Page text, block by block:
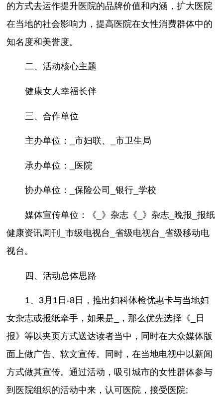
的方式去运作提升医院的品牌价值和内涵，扩大医院
在当地的社会影响力，提高医院在女性消费群体中的
知名度和美誉度。
二、活动核心主题
健康女人幸福长伴
三、合作单位
主办单位：_市妇联、_市卫生局
承办单位：_医院
协办单位：_保险公司_银行_学校
媒体宣传单位：《_》杂志《_》杂志_晚报_报纸
健康资讯周刊_市级电视台_省级电视台_省级移动电
视台。
四、活动总体思路
1、3月1日-8日，推出妇科体检优惠卡与当地妇
女杂志或报纸牵手，如果是_，那么优先选择《_日
报》等以夹页方式送达读者当中，同时在大众媒体版
面上做广告、软文宣传。同时，在当地电视中以新闻
方式做其宣传。通过活动，吸引城市的女性群体参与
到医院组织的活动中来，认可医院，接受医院;